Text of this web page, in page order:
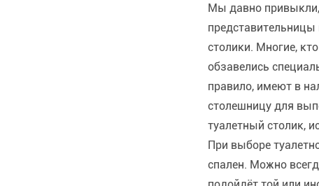
Мы давно привыкли,
столики. Многие,
обзавелись
правило, имеют в
столешницу для
туалетный столик,
При выборе
спален. Можно